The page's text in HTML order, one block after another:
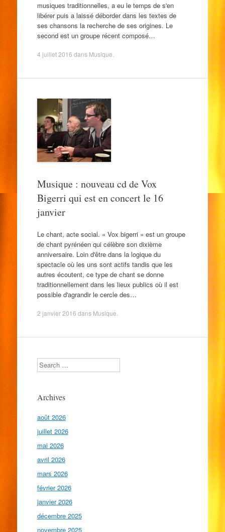
musiques traditionnelles, a eu le temps de s'en
libérer puis a laissé déborder dans les textes de
ses chansons la recherche de ses origines. Le
second est un groupe récent composé…
4 juillet 2016 dans Musique
Musique : nouveau cd de Vox
Bigerri qui est en concert le 16
janvier
Le chant, acte social. « Vox bigerri » est un groupe
de chant pyrénéen qui célèbre son dixième
anniversaire. Loin d'être dans la logique du
spectacle où les uns sont actifs tandis que les
autres écoutent, ce type de chant se donne
traditionnellement dans les lieux publics où il est
possible d'agrandir le cercle des…
2 janvier 2016 dans Musique
Search
Archives
août 2026
juillet 2026
mai 2026
avril 2026
mars 2026
février 2026
janvier 2026
décembre 2025
novembre 2025